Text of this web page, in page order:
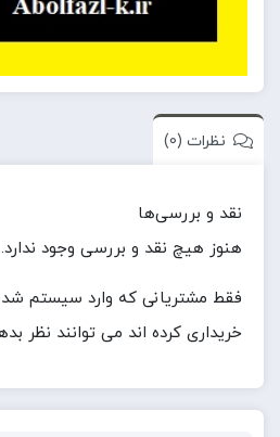
نظرات (0)
نقد و بررسی‌ها
هنوز هیچ نقد و بررسی وجود ندارد.
فقط مشتریانی که وارد سیستم
خریداری کرده اند می توانند نظر